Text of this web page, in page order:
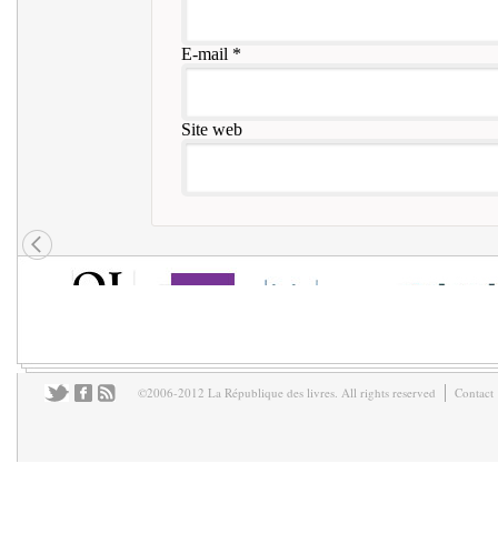
E-mail *
Site web
©2006-2012 La République des livres. All rights reserved Contact